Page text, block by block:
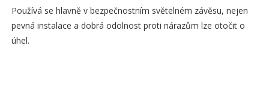
Používá se hlavně v bezpečnostním světelném závěsu, nejen
pevná instalace a dobrá odolnost proti nárazům lze otočit o
úhel.